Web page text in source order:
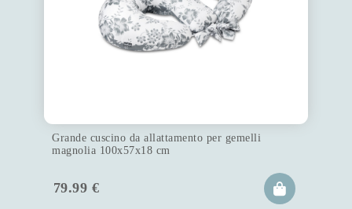
Grande cuscino da allattamento per gemelli
magnolia 100x57x18 cm
79.99 €